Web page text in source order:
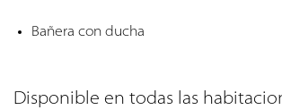
Bañera con ducha
Disponible en todas las